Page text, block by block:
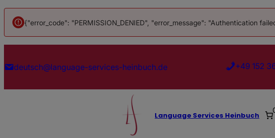
{"error_code": "PERMISSION_DENIED", "error_message": "Authentication
Inhaltdeutsch@language-services-heinbuch.de +49 152
Language Services Heinbuch